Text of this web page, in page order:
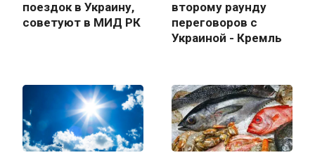
поездок в Украину,
советуют в МИД РК
второму раунду
переговоров с
Украиной - Кремль